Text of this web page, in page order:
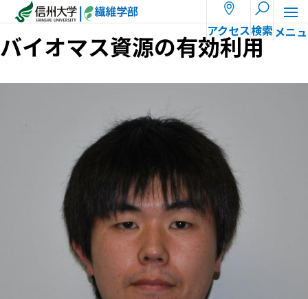
ホーム 教員一覧 嶋田 五百里
バイオマス資源の有効利用
アクセス検索